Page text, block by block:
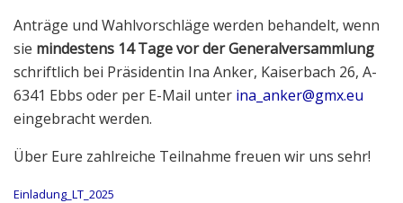
Anträge und Wahlvorschläge werden behandelt, wenn
sie mindestens 14 Tage vor der Generalversammlung
schriftlich bei Präsidentin Ina Anker, Kaiserbach 26, A-
6341 Ebbs oder per E-Mail unter ina_anker@gmx.eu
eingebracht werden.
Über Eure zahlreiche Teilnahme freuen wir uns sehr!
Einladung_LT_2025